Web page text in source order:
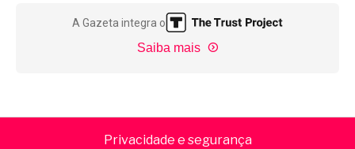
A Gazeta integra o
Saiba mais
Privacidade e segurança